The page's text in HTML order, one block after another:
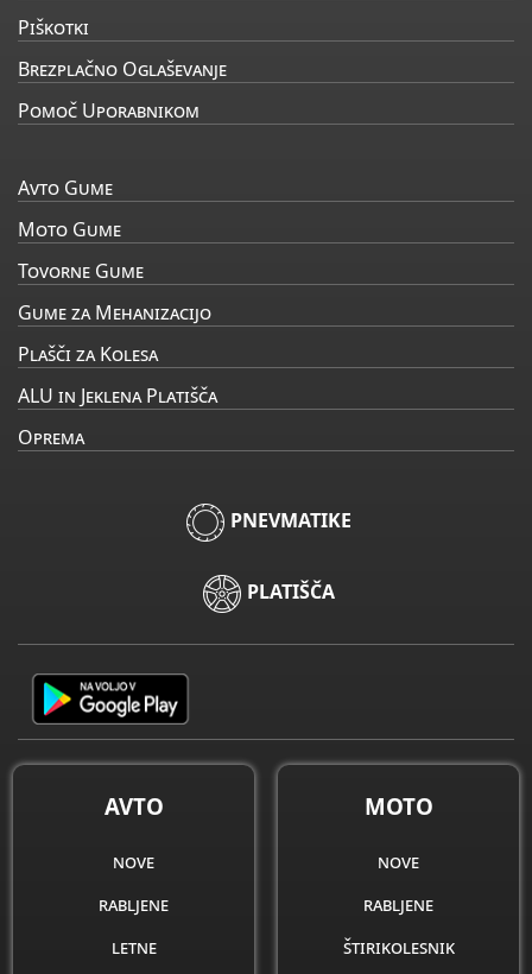
Piškotki
Brezplačno Oglaševanje
Pomoč Uporabnikom
Avto Gume
Moto Gume
Tovorne Gume
Gume za Mehanizacijo
Plašči za Kolesa
ALU in Jeklena Platišča
Oprema
PNEVMATIKE
PLATIŠČA
AVTO
nove
rabljene
letne
MOTO
nove
rabljene
štirikolesnik